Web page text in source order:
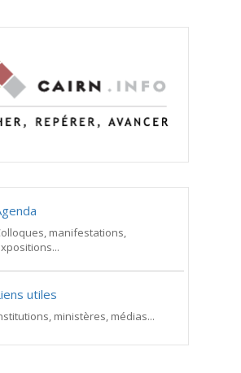
manifestations,
utiles
ministères, médias...